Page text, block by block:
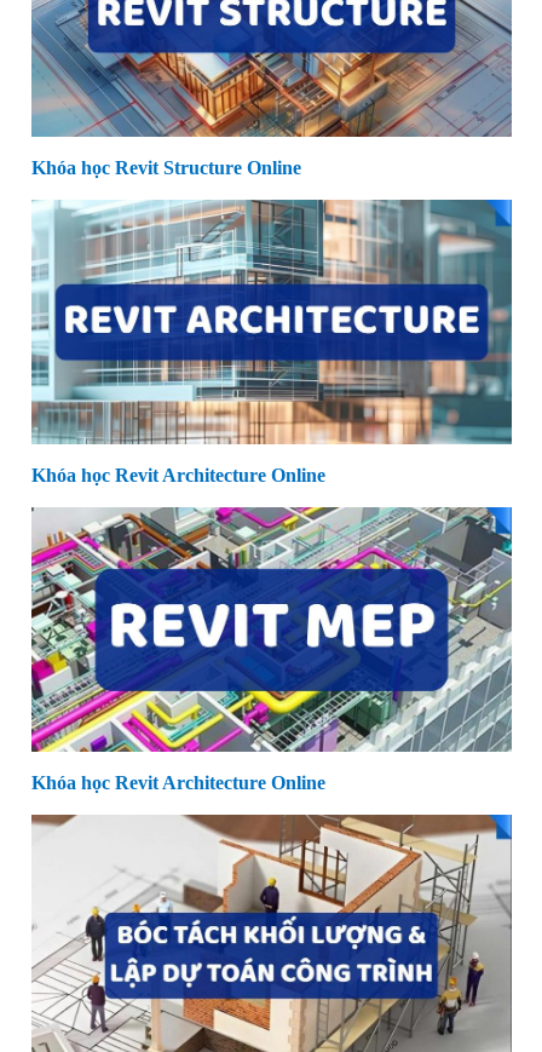
Khóa học Revit Structure Online
Khóa học Revit Architecture Online
Khóa học Revit Architecture Online